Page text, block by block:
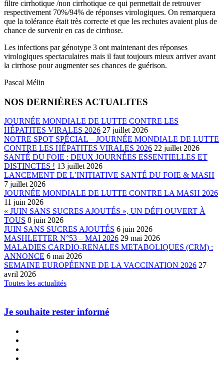
filtre cirrhotique /non cirrhotique ce qui permettait de retrouver
respectivement 70%/94% de réponses virologiques. On remarquera
que la tolérance était très correcte et que les rechutes avaient plus de
chance de survenir en cas de cirrhose.
Les infections par génotype 3 ont maintenant des réponses
virologiques spectaculaires mais il faut toujours mieux arriver avant
la cirrhose pour augmenter ses chances de guérison.
Pascal Mélin
NOS DERNIÈRES ACTUALITES
JOURNÉE MONDIALE DE LUTTE CONTRE LES
HÉPATITES VIRALES 2026 27 juillet 2026
NOTRE SPOT SPÉCIAL – JOURNÉE MONDIALE DE LUTTE
CONTRE LES HÉPATITES VIRALES 2026 22 juillet 2026
SANTÉ DU FOIE : DEUX JOURNÉES ESSENTIELLES ET
DISTINCTES ! 13 juillet 2026
LANCEMENT DE L’INITIATIVE SANTÉ DU FOIE & MASH
7 juillet 2026
JOURNÉE MONDIALE DE LUTTE CONTRE LA MASH 2026
11 juin 2026
« JUIN SANS SUCRES AJOUTÉS », UN DÉFI OUVERT À
TOUS 8 juin 2026
JUIN SANS SUCRES AJOUTÉS 6 juin 2026
MASHLETTER N°53 – MAI 2026 29 mai 2026
MALADIES CARDIO-RENALES METABOLIQUES (CRM) :
ANNONCE 6 mai 2026
SEMAINE EUROPÉENNE DE LA VACCINATION 2026 27
avril 2026
Toutes les actualités
Je souhaite rester informé